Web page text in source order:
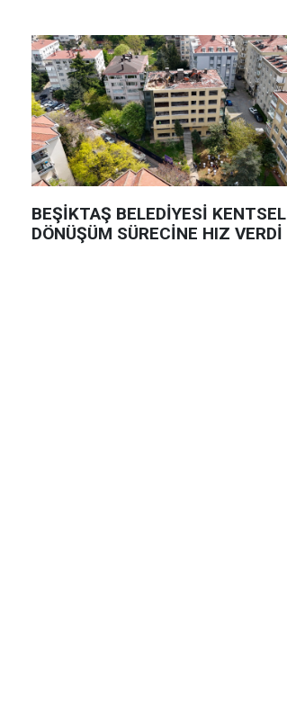
BEŞİKTAŞ BELEDİYESİ KENTSEL
DÖNÜŞÜM SÜRECİNE HIZ VERDİ